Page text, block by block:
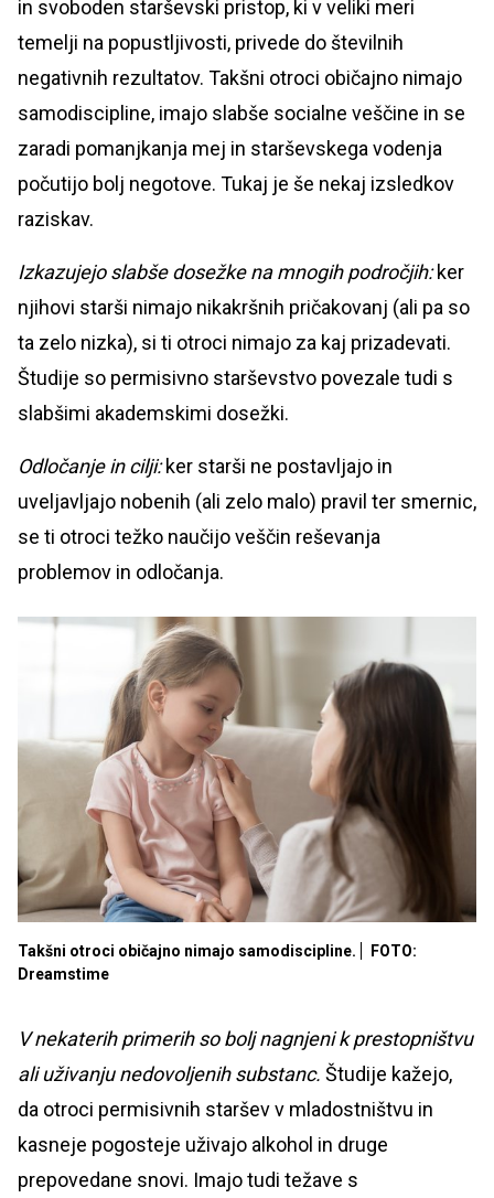
in svoboden starševski pristop, ki v veliki meri
temelji na popustljivosti, privede do številnih
negativnih rezultatov. Takšni otroci običajno nimajo
samodiscipline, imajo slabše socialne veščine in se
zaradi pomanjkanja mej in starševskega vodenja
počutijo bolj negotove. Tukaj je še nekaj izsledkov
raziskav.
Izkazujejo slabše dosežke na mnogih področjih:ker
njihovi starši nimajo nikakršnih pričakovanj (ali pa so
ta zelo nizka), si ti otroci nimajo za kaj prizadevati.
Študije so permisivno starševstvo povezale tudi s
slabšimi akademskimi dosežki.
Odločanje in cilji:ker starši ne postavljajo in
uveljavljajo nobenih (ali zelo malo) pravil ter smernic,
se ti otroci težko naučijo veščin reševanja
problemov in odločanja.
Takšni otroci običajno nimajo samodiscipline.
FOTO:
Dreamstime
V nekaterih primerih so bolj nagnjeni k prestopništvu
ali uživanju nedovoljenih substanc. Študije kažejo,
da otroci permisivnih staršev v mladostništvu in
kasneje pogosteje uživajo alkohol in druge
prepovedane snovi. Imajo tudi težave s